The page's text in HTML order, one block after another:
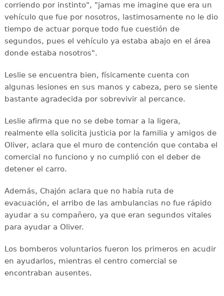
corriendo por instinto", "jamas me imagine que era un
vehículo que fue por nosotros, lastimosamente no le dio
tiempo de actuar porque todo fue cuestión de
segundos, pues el vehículo ya estaba abajo en el área
donde estaba nosotros".
Leslie se encuentra bien, físicamente cuenta con
algunas lesiones en sus manos y cabeza, pero se siente
bastante agradecida por sobrevivir al percance.
Leslie afirma que no se debe tomar a la ligera,
realmente ella solicita justicia por la familia y amigos de
Oliver, aclara que el muro de contención que contaba el
comercial no funciono y no cumplió con el deber de
detener el carro.
Además, Chajón aclara que no había ruta de
evacuación, el arribo de las ambulancias no fue rápido
ayudar a su compañero, ya que eran segundos vitales
para ayudar a Oliver.
Los bomberos voluntarios fueron los primeros en acudir
en ayudarlos, mientras el centro comercial se
encontraban ausentes.